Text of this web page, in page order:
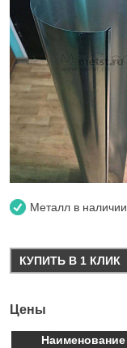
Металл в наличии
КУПИТЬ В 1 КЛИК
Цены
Наименование